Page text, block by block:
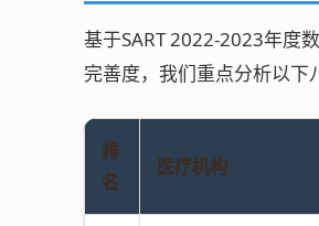
基于SART 2022-2023年度
完善度，我们重点分析以下
排
名
医疗机构